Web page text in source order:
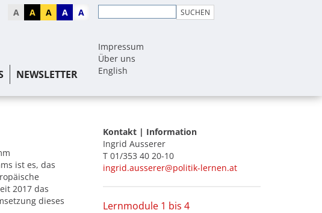
A A A A A
NEWSLETTER
Impressum
Über uns
English
ist es, das
2017 das
dieses
Kontakt | Information
Ingrid Ausserer
T 01/353 40 20-10
ingrid.ausserer@politik-lernen.at
Lernmodule 1 bis 4